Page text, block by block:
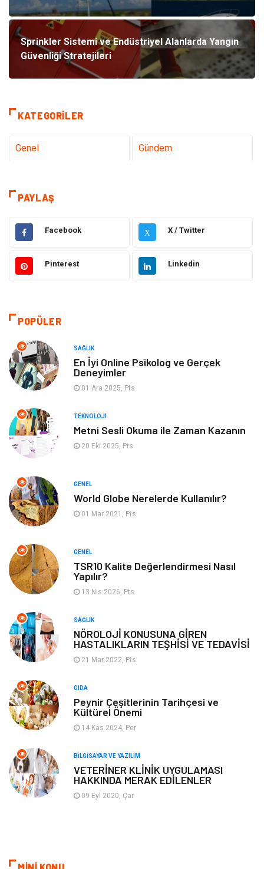
Sprinkler Sistemi ve Endüstriyel Alanlarda Yangın
Güvenliği Stratejileri
KATEGORILER
Genel Gündem
Elektrik Elektronik Makine
Otomotiv Ulaşım ve Taşımacılık
Giyim
Eğitim & Kariyer Bilgisayar ve Yazılım
Alışveriş
Emlak
Organizasyon
Tekstil
Tatil
Aksesuar Eğitim Kurumları
Ambalaj Eğlence
Pazarlama
Kültür
Grafik Tasarım
Alüminyum
Bilişim televizyon
PAYLAŞ
Facebook X X / Twitter
Pinterest Linkedin
POPÜLER
SAĞLIK
En İyi Online Psikolog ve Gerçek
Deneyimler
01 Ara 2025, Pts
TEKNOLOJI
Metni Sesli Okuma ile Zaman Kazanın
20 Eki 2025, Pts
GENEL
World Globe Nerelerde Kullanılır?
01 Mar 2021, Pts
GENEL
TSR10 Kalite Değerlendirmesi Nasıl
Yapılır?
13 Nis 2026, Pts
SAĞLIK
NÖROLOJİ KONUSUNA GİREN
HASTALIKLARIN TEŞHİSİ VE TEDAVİSİ
21 Mar 2022, Pts
GIDA
Peynir Çeşitlerinin Tarihçesi ve
Kültürel Önemi
14 Kas 2024, Per
BILGISAYAR VE YAZILIM
VETERİNER KLİNİK UYGULAMASI
HAKKINDA MERAK EDİLENLER
09 Eyl 2020, Çar